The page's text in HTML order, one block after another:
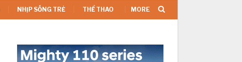
NHỊP SỐNG TRẺ THỂ THAO MORE